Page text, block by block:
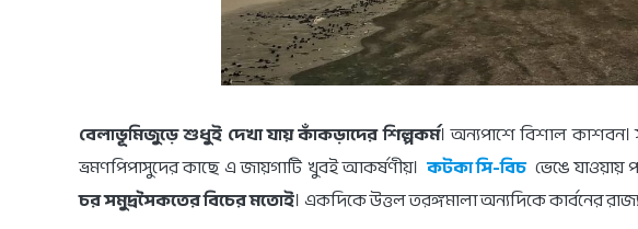
বেলাভূমিজুড়ে শুধুই দেখা যায় কাঁকড়াদের শিল্পকর্ম। অন্যপাশে বিশাল কাশবন।
ভ্রমণপিপাসুদের কাছে এ জায়গাটি খুবই আকর্ষণীয়। কটকা সি-বিচ ভেঙে যাওয়ায়
চর সমুদ্রসৈকতের বিচের মতোই। একদিকে উত্তল তরঙ্গমালা অন্যদিকে কার্বনের